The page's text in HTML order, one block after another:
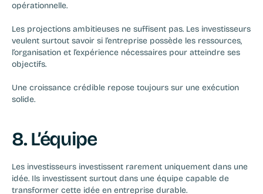
opérationnelle.
Les projections ambitieuses ne suffisent pas. Les investisseurs
veulent surtout savoir si l’entreprise possède les ressources,
l’organisation et l’expérience nécessaires pour atteindre ses
objectifs.
Une croissance crédible repose toujours sur une exécution
solide.
8. L’équipe
Les investisseurs investissent rarement uniquement dans une
idée. Ils investissent surtout dans une équipe capable de
transformer cette idée en entreprise durable.